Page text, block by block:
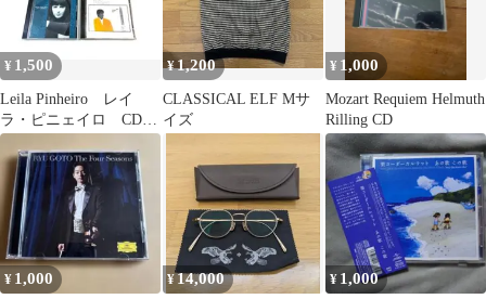
¥ 1,500
Leila Pinheiro レイ
ラ・ピニェイロ CDア
ルバム3枚セット
¥1,200
CLASSICAL ELF Mサ
イズ
¥ 1,000
Mozart Requiem Helmuth
Rilling CD
¥ 1,000 ¥14,000 ¥ 1,000